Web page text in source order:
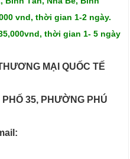
vnd, thời gian 1-2 ngày.
thời gian 1- 5 ngày
MẠI QUỐC TẾ
35, PHƯỜNG PHÚ